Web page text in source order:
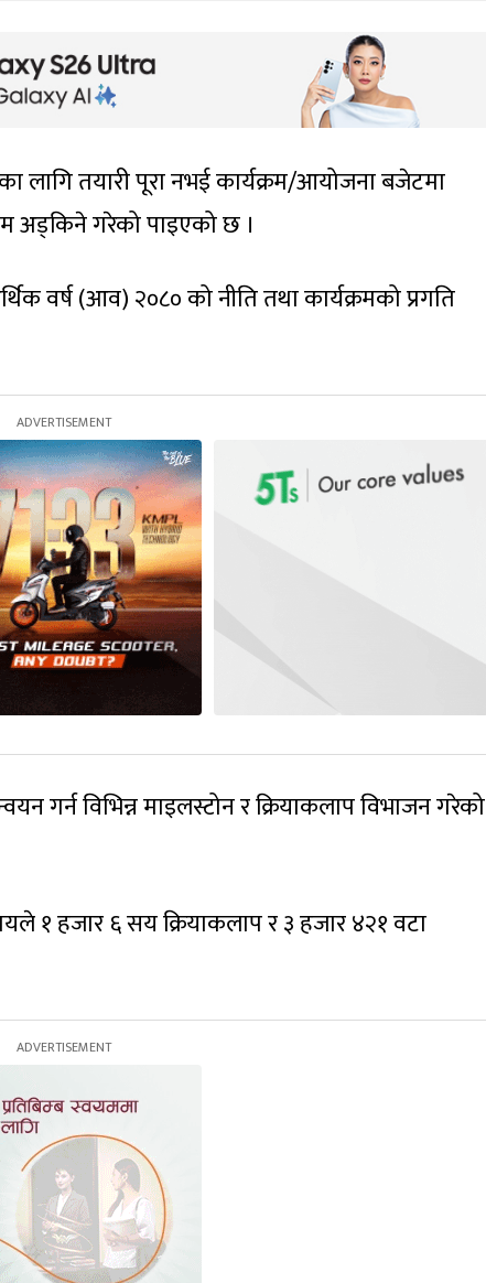
लागि तयारी पूरा नभई कार्यक्रम/आयोजना बजेटमा
अड्किने गरेको पाइएको छ ।
वर्ष (आव) २०८० को नीति तथा कार्यक्रमको प्रगति
गर्न विभिन्न माइलस्टोन र क्रियाकलाप विभाजन गरेको
१ हजार ६ सय क्रियाकलाप र ३ हजार ४२१ वटा